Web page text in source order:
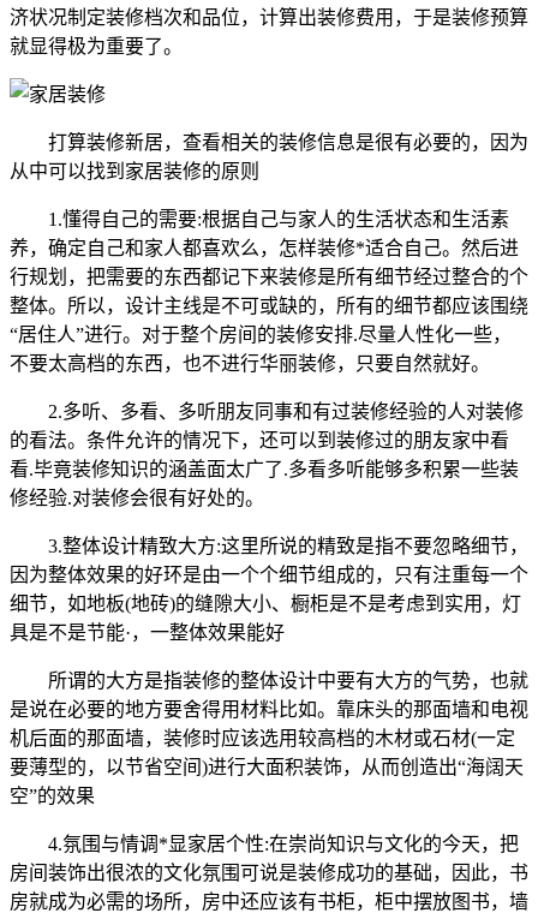
济状况制定装修档次和品位，计算出装修费用，于是装修预算
就显得极为重要了。
打算装修新居，查看相关的装修信息是很有必要的，因为
从中可以找到家居装修的原则
1.懂得自己的需要:根据自己与家人的生活状态和生活素
养，确定自己和家人都喜欢么，怎样装修*适合自己。然后进
行规划，把需要的东西都记下来装修是所有细节经过整合的个
整体。所以，设计主线是不可或缺的，所有的细节都应该围绕
“居住人”进行。对于整个房间的装修安排.尽量人性化一些，
不要太高档的东西，也不进行华丽装修，只要自然就好。
2.多听、多看、多听朋友同事和有过装修经验的人对装修
的看法。条件允许的情况下，还可以到装修过的朋友家中看
看.毕竟装修知识的涵盖面太广了.多看多听能够多积累一些装
修经验.对装修会很有好处的。
3.整体设计精致大方:这里所说的精致是指不要忽略细节，
因为整体效果的好环是由一个个细节组成的，只有注重每一个
细节，如地板(地砖)的缝隙大小、橱柜是不是考虑到实用，灯
具是不是节能·，一整体效果能好
所谓的大方是指装修的整体设计中要有大方的气势，也就
是说在必要的地方要舍得用材料比如。靠床头的那面墙和电视
机后面的那面墙，装修时应该选用较高档的木材或石材(一定
要薄型的，以节省空间)进行大面积装饰，从而创造出“海阔天
空”的效果
4.氛围与情调*显家居个性:在崇尚知识与文化的今天，把
房间装饰出很浓的文化氛围可说是装修成功的基础，因此，书
房就成为必需的场所，房中还应该有书柜，柜中摆放图书，墙